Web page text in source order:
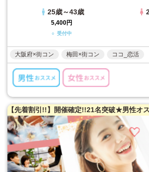
25歳～43歳
5,400円
○ 受付中
大阪府×街コン 梅田×街コン ココ_恋活